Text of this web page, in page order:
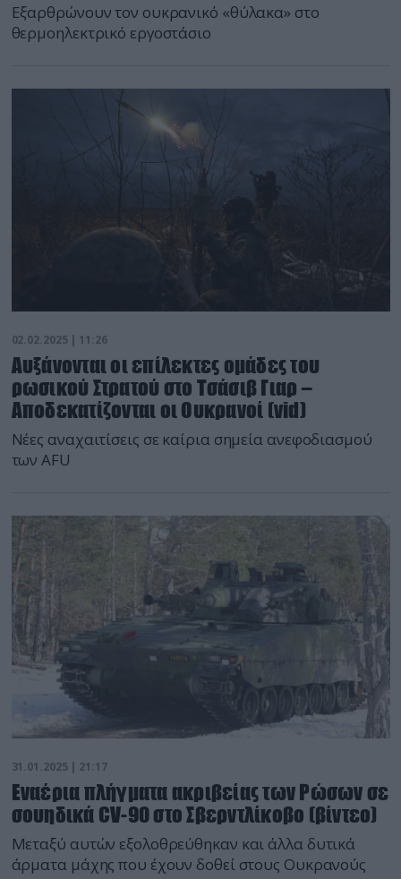
Εξαρθρώνουν τον ουκρανικό «θύλακα» στο
θερμοηλεκτρικό εργοστάσιο
02.02.2025 | 11:26
Αυξάνονται οι επίλεκτες ομάδες του
ρωσικού Στρατού στο Τσάσιβ Γιαρ –
Αποδεκατίζονται οι Ουκρανοί (vid)
Nέες αναχαιτίσεις σε καίρια σημεία ανεφοδιασμού
των AFU
31.01.2025 | 21:17
Εναέρια πλήγματα ακριβείας των Ρώσων σε
σουηδικά CV-90 στο Σβερντλίκοβο (βίντεο)
Μεταξύ αυτών εξολοθρεύθηκαν και άλλα δυτικά
άρματα μάχης που έχουν δοθεί στους Ουκρανούς